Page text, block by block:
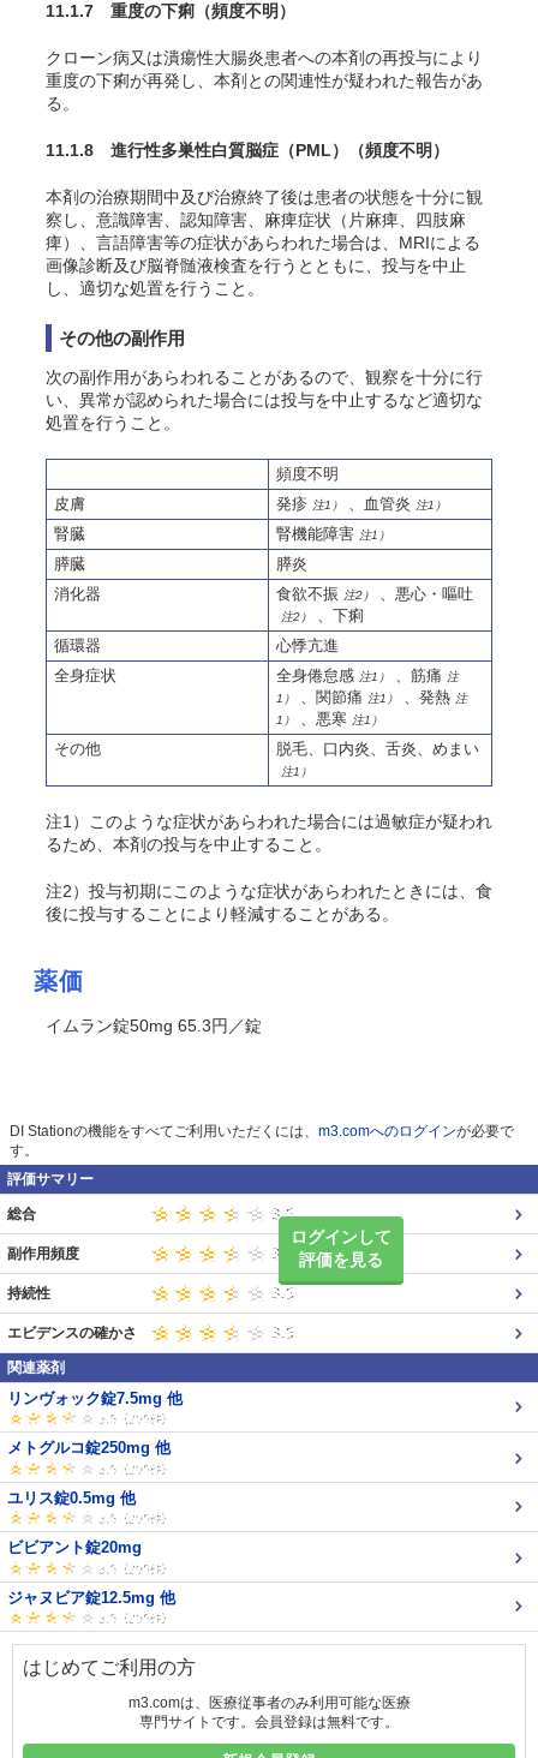
11.1.7 重度の下痢 （頻度不明）
クローン病又は潰瘍性大腸炎患者への本剤の再投与により
重度の下痢が再発し、本剤との関連性が疑われた報告があ
る。
11.1.8 進行性多巣性白質脳症（PML） （頻度不明）
本剤の治療期間中及び治療終了後は患者の状態を十分に観
察し、意識障害、認知障害、麻痺症状（片麻痺、四肢麻
痺）、言語障害等の症状があらわれた場合は、MRIによる
画像診断及び脳脊髄液検査を行うとともに、投与を中止
し、適切な処置を行うこと。
その他の副作用
次の副作用があらわれることがあるので、観察を十分に行
い、異常が認められた場合には投与を中止するなど適切な
処置を行うこと。
頻度不明
皮膚
発疹 注1） 、血管炎 注1）
腎臓 腎機能障害 注1）
膵臓
膵炎
消化器
食欲不振 注2） 、悪心・嘔吐
注2）
、下痢
循環器
心悸亢進
全身症状
全身倦怠感 注1） 、筋痛 注
1）
、関節痛 注1） 、発熱 注
1）
、悪寒 注1）
その他 脱毛、口内炎、舌炎、めまい
注1）
注1）このような症状があらわれた場合には過敏症が疑われ
るため、本剤の投与を中止すること。
注2）投与初期にこのような症状があらわれたときには、食
後に投与することにより軽減することがある。
薬価
イムラン錠50mg 65.3円／錠
DI Stationの機能をすべてご利用いただくには、 m3.comへのログインが必要で
す。
評価サマリー
ログインして
評価を見る
総合
副作用頻度
持続性
エビデンスの確かさ
関連薬剤
リンヴォック錠7.5mg 他
メトグルコ錠250mg 他
ユリス錠0.5mg 他
ビビアント錠20mg
ジャヌビア錠12.5mg 他
はじめてご利用の方
m3.comは、医療従事者のみ利用可能な医療
専門サイトです。会員登録は無料です。